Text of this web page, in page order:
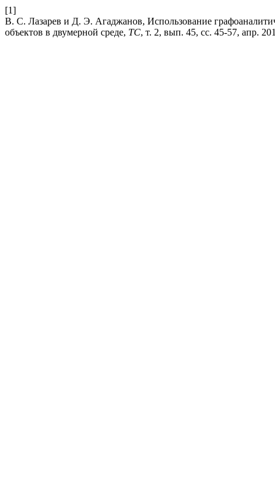
[1]
В. С. Лазарев и Д. Э. Агаджанов, Использование
объектов в двумерной среде, ТС, т. 2, вып. 45, сс. 45-57, апр.